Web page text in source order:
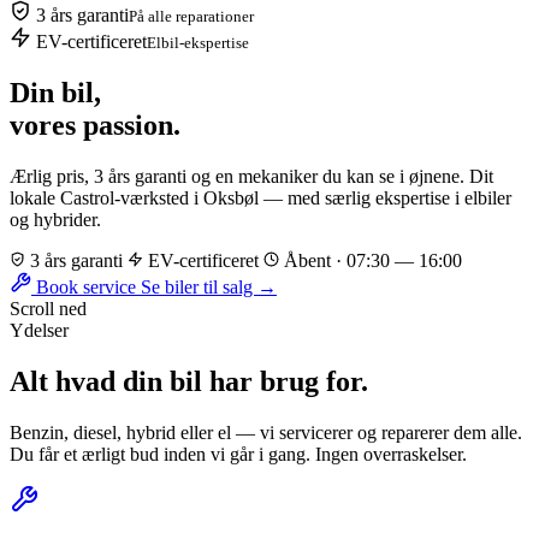
3 års garantiPå alle reparationer
EV-certificeretElbil-ekspertise
Din bil,
vores passion.
Ærlig pris, 3 års garanti og en mekaniker du kan se i øjnene. Dit
lokale Castrol-værksted i Oksbøl — med særlig ekspertise i elbiler
og hybrider.
3 års garanti
EV-certificeret
Åbent · 07:30 — 16:00
Book service Se biler til salg →
Scroll ned
Ydelser
Alt hvad din bil har brug for.
Benzin, diesel, hybrid eller el — vi servicerer og reparerer dem alle.
Du får et ærligt bud inden vi går i gang. Ingen overraskelser.